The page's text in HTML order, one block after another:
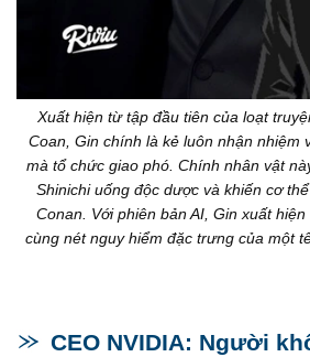
Xuất hiện từ tập đầu tiên của loạt
Coan, Gin chính là kẻ luôn nhận nhiệm
mà tổ chức giao phó. Chính nhân vật
Shinichi uống độc dược và khiến cơ
Conan. Với phiên bản AI, Gin xuất
cùng nét nguy hiểm đặc trưng của một
CEO NVIDIA: Người